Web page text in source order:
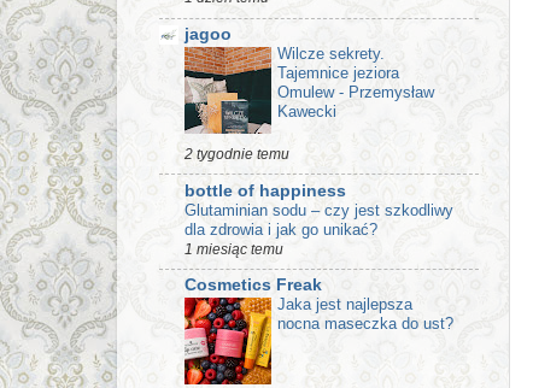
jagoo
Wilcze sekrety.
Tajemnice jeziora
Omulew - Przemysław
Kawecki
2 tygodnie temu
bottle of happiness
Glutaminian sodu – czy jest szkodliwy
dla zdrowia i jak go unikać?
1 miesiąc temu
Cosmetics Freak
Jaka jest najlepsza
nocna maseczka do ust?